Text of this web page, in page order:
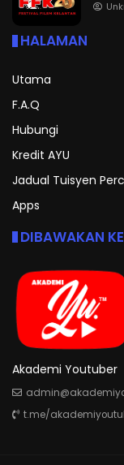
HALAMAN
Utama
F.A.Q
Hubungi
Kredit AYU
Jadual Tuisyen
Apps
DIBAWAKAN
Akademi Youtuber
t.me/